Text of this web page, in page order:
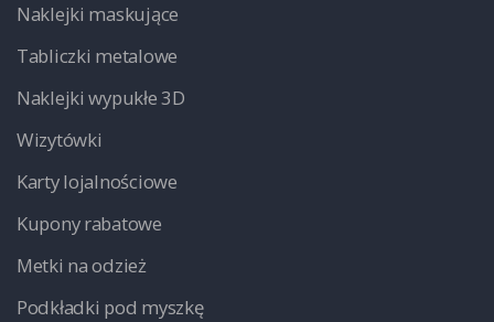
Naklejki maskujące
Tabliczki metalowe
Naklejki wypukłe 3D
Wizytówki
Karty lojalnościowe
Kupony rabatowe
Metki na odzież
Podkładki pod myszkę